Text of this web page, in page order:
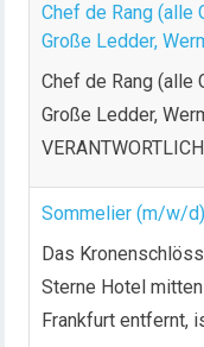
Chef de Rang (alle
Große Ledder,
Chef de Rang (alle
Große Ledder,
Sommelier (m/w/
Das
Sterne Hotel
Frankfurt entfernt,